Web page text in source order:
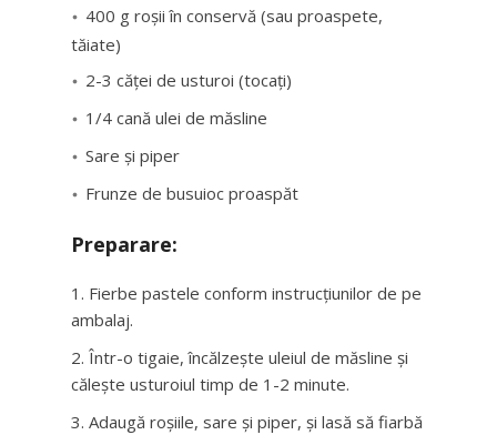
400 g roșii în conservă (sau proaspete,
tăiate)
2-3 căței de usturoi (tocați)
1/4 cană ulei de măsline
Sare și piper
Frunze de busuioc proaspăt
Preparare:
Fierbe pastele conform instrucțiunilor de pe
ambalaj.
Într-o tigaie, încălzește uleiul de măsline și
călește usturoiul timp de 1-2 minute.
Adaugă roșiile, sare și piper, și lasă să fiarbă